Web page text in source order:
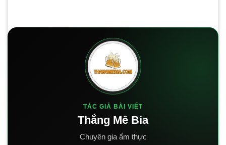
TÁC GIẢ BÀI VIẾT
Thắng Mê Bia
Chuyên gia ẩm thực